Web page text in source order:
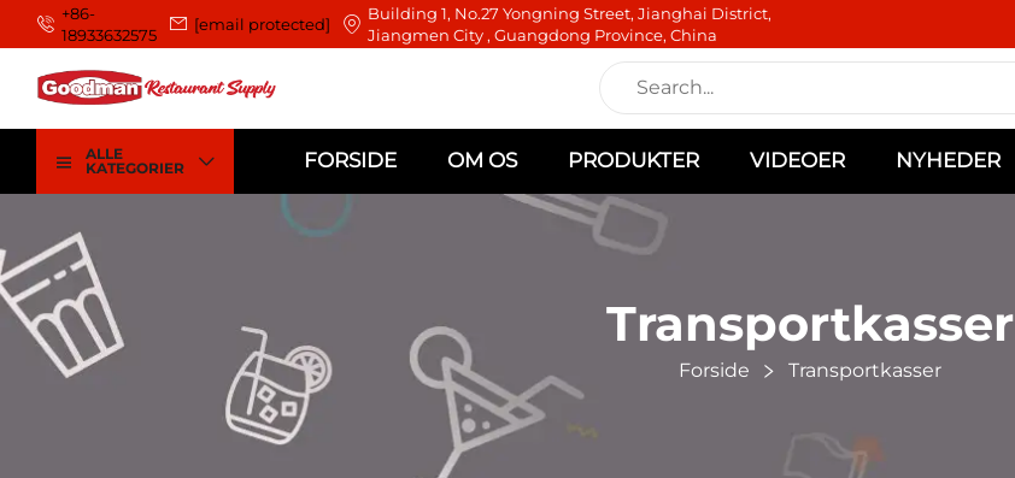
+86-
18933632575
[email protected]
Building 1, No.27 Yongning Street, Jianghai District,
Jiangmen City , Guangdong Province, China
ALLE
KATEGORIER
FORSIDE OM OS PRODUKTER VIDEOER NYHEDER
Transportkasser
Forside Transportkasser